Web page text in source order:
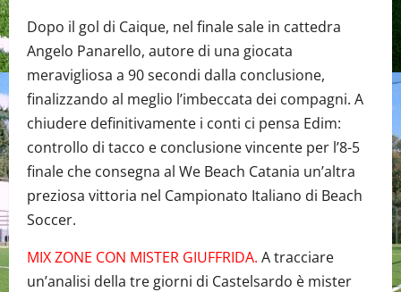
Dopo il gol di Caique, nel finale sale in cattedra
Angelo Panarello, autore di una giocata
meravigliosa a 90 secondi dalla conclusione,
finalizzando al meglio l’imbeccata dei compagni. A
chiudere definitivamente i conti ci pensa Edim:
controllo di tacco e conclusione vincente per l’8-5
finale che consegna al We Beach Catania un’altra
preziosa vittoria nel Campionato Italiano di Beach
Soccer.
MIX ZONE CON MISTER GIUFFRIDA. A tracciare
un’analisi della tre giorni di Castelsardo è mister